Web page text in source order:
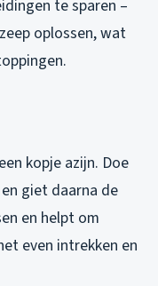
te sparen –
oplossen, wat
kopje azijn. Doe
giet daarna de
en helpt om
even intrekken en